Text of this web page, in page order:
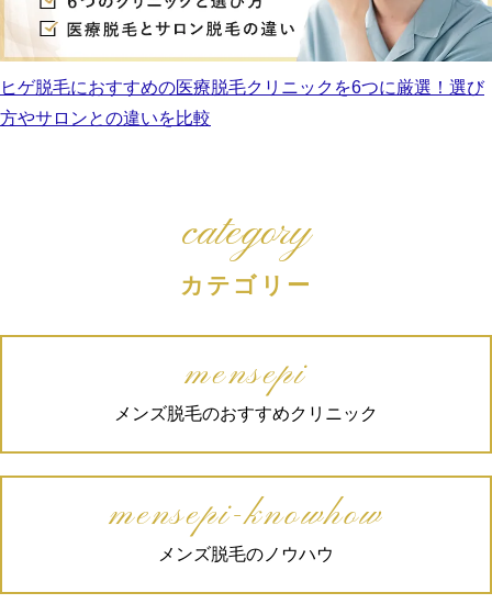
ヒゲ脱毛におすすめの医療脱毛クリニックを6つに厳選！選び
方やサロンとの違いを比較
category
カテゴリー
mensepi
メンズ脱毛のおすすめクリニック
mensepi-knowhow
メンズ脱毛のノウハウ